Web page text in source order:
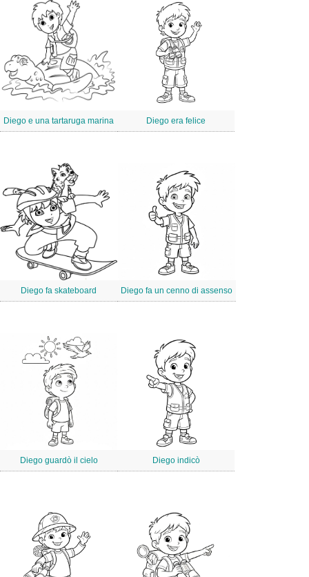
Diego e una tartaruga marina Diego era felice
Diego fa skateboard Diego fa un cenno di assenso
Diego guardò il cielo Diego indicò